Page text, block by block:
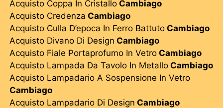
Acquisto Coppa In Cristallo Cambiago
Acquisto Credenza Cambiago
Acquisto Culla D’epoca In Ferro Battuto Cambiago
Acquisto Divano Di Design Cambiago
Acquisto Fiale Portaprofumo In Vetro Cambiago
Acquisto Lampada Da Tavolo In Metallo Cambiago
Acquisto Lampadario A Sospensione In Vetro
Cambiago
Acquisto Lampadario Di Design Cambiago